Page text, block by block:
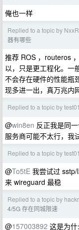
俺也一样
Replied to a topic by
器有哪些
推荐 ROS ，routeros
以，只是更工程化。一
不会存在硬件的性能瓶
现多进一出，真万兆内
Replied to a topic by
@win8en 反正我是同
服务商可能不太行，我
Replied to a topic by
@To5tE 我尝试过
来 wireguard 最稳
Replied to a topic by
4/5G 存在同城限速
@157003892 这是为